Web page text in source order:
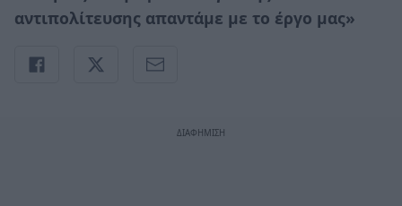
αντιπολίτευσης απαντάμε με το έργο μας»